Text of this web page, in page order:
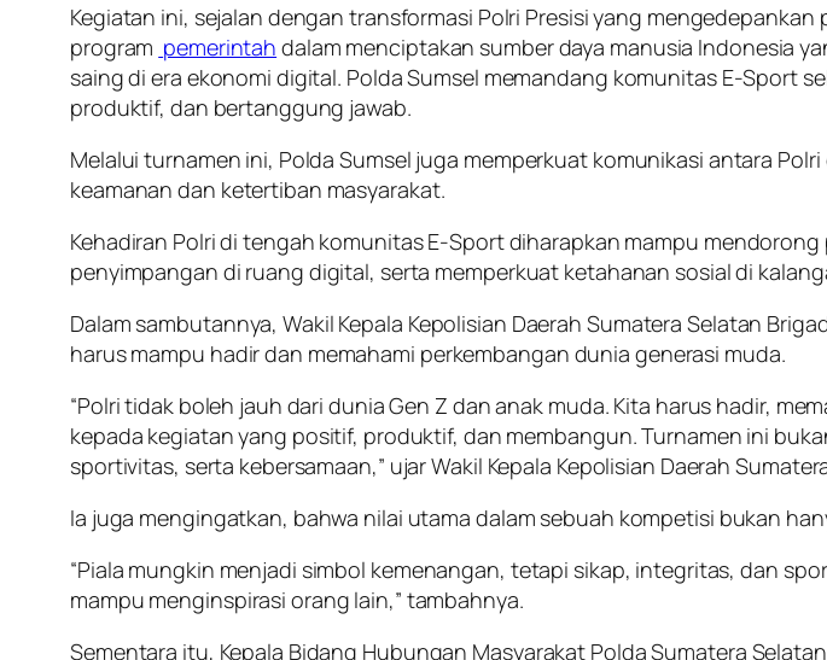
Kegiatan ini, sejalan dengan transformasi Polri Presisi yang
program pemerintah dalam menciptakan sumber daya manusia Indonesia
saing di era ekonomi digital. Polda Sumsel memandang komunitas E-Sport
produktif, dan bertanggung jawab.
Melalui turnamen ini, Polda Sumsel juga memperkuat komunikasi antara
keamanan dan ketertiban masyarakat.
Kehadiran Polri di tengah komunitas E-Sport diharapkan mampu
penyimpangan di ruang digital, serta memperkuat ketahanan sosial di
Dalam sambutannya, Wakil Kepala Kepolisian Daerah Sumatera Selatan
harus mampu hadir dan memahami perkembangan dunia generasi muda.
“Polri tidak boleh jauh dari dunia Gen Z dan anak muda. Kita harus hadir,
kepada kegiatan yang positif, produktif, dan membangun. Turnamen ini
sportivitas, serta kebersamaan,” ujar Wakil Kepala Kepolisian Daerah
Ia juga mengingatkan, bahwa nilai utama dalam sebuah kompetisi bukan
“Piala mungkin menjadi simbol kemenangan, tetapi sikap, integritas, dan
mampu menginspirasi orang lain,” tambahnya.
Sementara itu, Kepala Bidang Hubungan Masyarakat Polda Sumatera